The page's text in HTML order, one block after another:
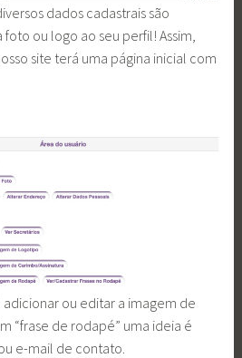
dados cadastrais são
foto ou logo ao seu perfil! Assim,
site terá uma página inicial com
adicionar ou editar a imagem de
“frase de rodapé” uma ideia é
e-mail de contato.